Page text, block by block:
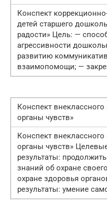
Конспект
детей старшего
радости» Цель: —
агрессивности
развитию
взаимопомощи; —
Конспект
органы чувств»
Конспект
органы чувств»
результаты:
знаний об охране
охране здоровья
результаты: умение